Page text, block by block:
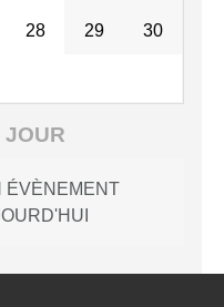
28 29 30
JOUR
ÉVÈNEMENT